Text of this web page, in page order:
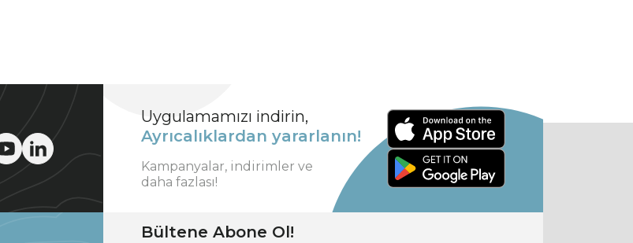
Uygulamamızı indirin,
Ayrıcalıklardan yararlanın!
Kampanyalar, indirimler ve
daha fazlası!
Bültene Abone Ol!